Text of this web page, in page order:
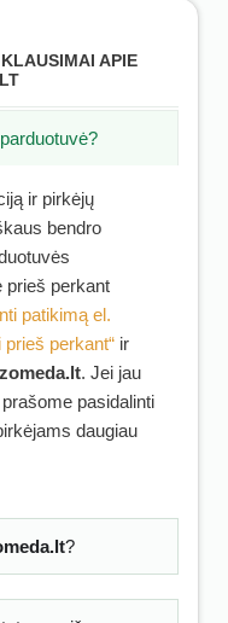
APIE
ir pirkėjų
bendro
prieš perkant
patikimą el.
perkant“ ir
. Jei jau
pasidalinti
daugiau
?